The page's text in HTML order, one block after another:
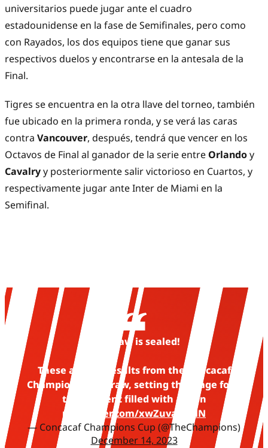
universitarios puede jugar ante el cuadro
estadounidense en la fase de Semifinales, pero como
con Rayados, los dos equipos tiene que ganar sus
respectivos duelos y encontrarse en la antesala de la
Final.
Tigres se encuentra en la otra llave del torneo, también
fue ubicado en la primera ronda, y se verá las caras
contra Vancouver, después, tendrá que vencer en los
Octavos de Final al ganador de la serie entreOrlandoy
Cavalryy posteriormente salir victorioso en Cuartos, y
respectivamente jugar ante Inter de Miami en la
Semifinal.
The draw is sealed!
These are the results from the Concacaf
Champions Cup draw, setting the stage for a
tournament filled with action
pic.twitter.com/xwZuva7wHN
— Concacaf Champions Cup (@TheChampions)
December 14, 2023